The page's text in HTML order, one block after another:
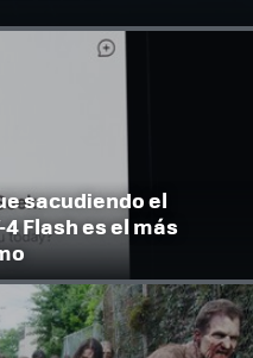
sacudiendo el
Flash es el más